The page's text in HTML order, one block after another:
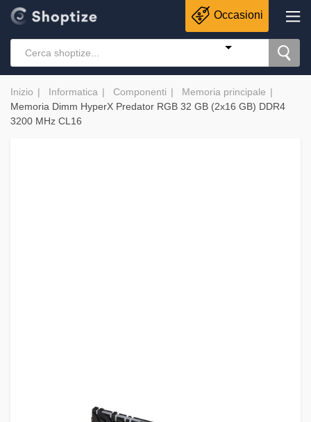
Occasioni
Inizio Informatica Componenti
Memoria principale
Memoria Dimm HyperX Predator RGB 32 GB (2x16 GB) DDR4
3200 MHz CL16